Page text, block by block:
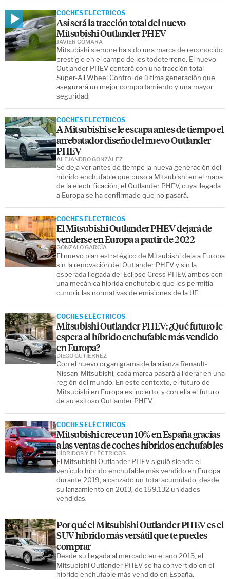
COCHES ELÉCTRICOS
Así será la tracción total del nuevo
Mitsubishi Outlander PHEV
Mitsubishi siempre ha sido una marca de reconocido
prestigio en el campo de los todoterreno. El nuevo
Outlander PHEV contará con una tracción total
Super-All Wheel Control de última generación que
asegurará un mejor comportamiento y una mayor
seguridad.
JAVIER GÓMARA
COCHES ELÉCTRICOS
A Mitsubishi se le escapa antes de tiempo el
arrebatador diseño del nuevo Outlander
PHEV
Se deja ver antes de tiempo la nueva generación del
híbrido enchufable que puso a Mitsubishi en el mapa
de la electrificación, el Outlander PHEV, cuya llegada
a Europa se ha confirmado que no pasará.
ALEJANDRO GONZÁLEZ
COCHES ELÉCTRICOS
El Mitsubishi Outlander PHEV dejará de
venderse en Europa a partir de 2022
El nuevo plan estratégico de Mitsubishi deja a Europa
sin la renovación del Outlander PHEV y sin la
esperada llegada del Eclipse Cross PHEV, ambos con
una mecánica híbrida enchufable que les permitía
cumplir las normativas de emisiones de la UE.
GONZALO GARCÍA
COCHES ELÉCTRICOS
Mitsubishi Outlander PHEV: ¿Qué futuro le
espera al híbrido enchufable más vendido
en Europa?
Con el nuevo organigrama de la alianza Renault-
Nissan-Mitsubishi, cada marca pasará a liderar en una
región del mundo. En este contexto, el futuro de
Mitsubishi en Europa es incierto, y con ella el futuro
de su exitoso Outlander PHEV.
DIEGO GUTIÉRREZ
COCHES ELÉCTRICOS
Mitsubishi crece un 10% en España gracias
a las ventas de coches híbridos enchufables
El Mitsubishi Outlander PHEV siguió siendo el
vehículo híbrido enchufable más vendido en Europa
durante 2019, alcanzado un total acumulado, desde
su lanzamiento en 2013, de 159.132 unidades
vendidas.
HÍBRIDOS Y ELÉCTRICOS
Por qué el Mitsubishi Outlander PHEV es el
SUV híbrido más versátil que te puedes
comprar
Desde su llegada al mercado en el año 2013, el
Mitsubishi Outlander PHEV se ha convertido en el
híbrido enchufable más vendido en España.